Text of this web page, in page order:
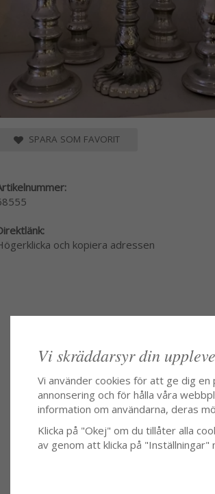
SPARA SOM FAVORIT
och kopiera adressen
Vi skräddarsyr din
Vi använder cookies för att ge dig
annonsering och för hålla våra
information om användarna, deras
Klicka på "Okej" om du tillåter alla
av genom att klicka på "Inställningar"